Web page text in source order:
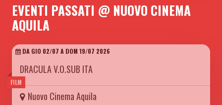
EVENTI PASSATI @ NUOVO CINEMA
AQUILA
FILM
DA GIO 02/07 A DOM 19/07 2026
DRACULA V.O.SUB ITA
Nuovo Cinema Aquila